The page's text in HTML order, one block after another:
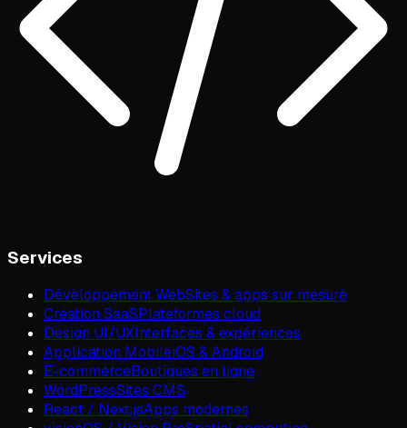
Services
Développement WebSites & apps sur mesure
Création SaaSPlateformes cloud
Design UI/UXInterfaces & expériences
Application MobileiOS & Android
E-commerceBoutiques en ligne
WordPressSites CMS
React / Next.jsApps modernes